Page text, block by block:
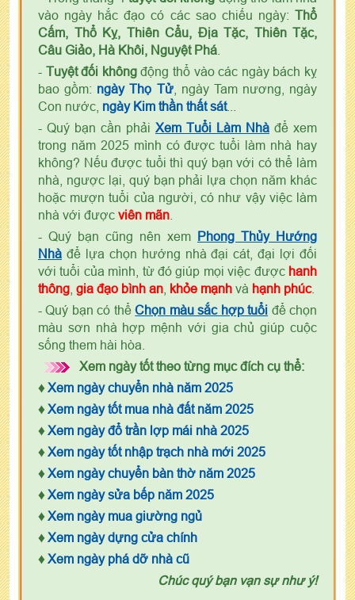
vào ngày hắc đạo có các sao chiếu ngày: Thổ
Cấm, Thổ Kỵ, Thiên Cẩu, Địa Tặc, Thiên Tặc,
Câu Giảo, Hà Khôi, Nguyệt Phá
- Tuyệt đối khôngđộng thổ vào các ngày bách kỵ
bao gồm: ngày Thọ Tử, ngày Tam nương, ngày
Con nước, ngày Kim thần thất sát...
- Quý bạn cần phải Xem Tuổi Làm Nhà để xem
trong năm 2025 mình có được tuổi làm nhà hay
không? Nếu được tuổi thì quý bạn với có thể làm
nhà, ngược lại, quý bạn phải lựa chọn năm khác
hoặc mượn tuổi của người, có như vậy việc làm
nhà với được viên mãn
- Quý bạn cũng nên xem Phong Thủy Hướng
Nhà để lựa chọn hướng nhà đại cát, đại lợi đối
với tuổi của mình, từ đó giúp mọi việc được hanh
thông gia đạo bình an khỏe mạnh và hạnh phúc.
- Quý bạn có thểChọn màu sắc hợp tuổi để chọn
màu sơn nhà hợp mệnh với gia chủ giúp cuộc
sống them hài hòa.
Xem ngày tốt theo từng mục đích cụ thể:
♦ Xem ngày chuyển nhà năm 2025
♦ Xem ngày tốt mua nhà đất năm 2025
♦ Xem ngày đổ trần lợp mái nhà 2025
♦ Xem ngày tốt nhập trạch nhà mới 2025
♦ Xem ngày chuyển bàn thờ năm 2025
♦ Xem ngày sửa bếp năm 2025
♦ Xem ngày mua giường ngủ
♦ Xem ngày dựng cửa chính
♦ Xem ngày phá dỡ nhà cũ
Chúc quý bạn vạn sự như ý!